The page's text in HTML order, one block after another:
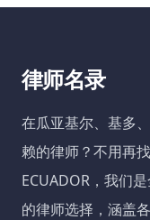
律师名录
在瓜亚基尔、基多
赖的律师？不用再
ECUADOR，我们
的律师选择，涵盖